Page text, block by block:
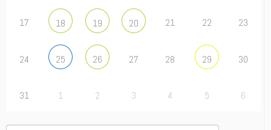
17 18 19 20 21 22 23
24 25 26 27 28 29 30
31 1 2 3 4 5 6